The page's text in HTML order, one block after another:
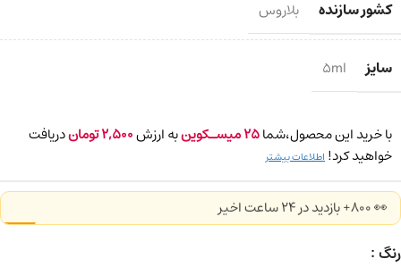
کشور سازنده بلاروس
سایز 5ml
با خرید این محصول،شما25میسـکوینبه ارزش2,500توماندریافت
خواهید کرد! اطلاعات بیشتر
👀 800+ بازدید در ۲۴ ساعت اخیر
رنگ